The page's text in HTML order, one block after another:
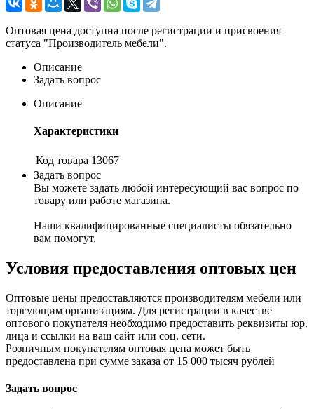
Оптовая цена доступна после регистрации и присвоения
статуса "Производитель мебели".
Описание
Задать вопрос
Описание
Характеристики
Код товара 13067
Задать вопрос
Вы можете задать любой интересующий вас вопрос по
товару или работе магазина.
Наши квалифицированные специалисты обязательно
вам помогут.
Условия предоставления оптовых цен
Оптовые цены предоставляются производителям мебели или
торгующим организациям. Для регистрации в качестве
оптового покупателя необходимо предоставить реквизиты юр.
лица и ссылки на ваш сайт или соц. сети.
Розничным покупателям оптовая цена может быть
предоставлена при сумме заказа от 15 000 тысяч рублей
Задать вопрос